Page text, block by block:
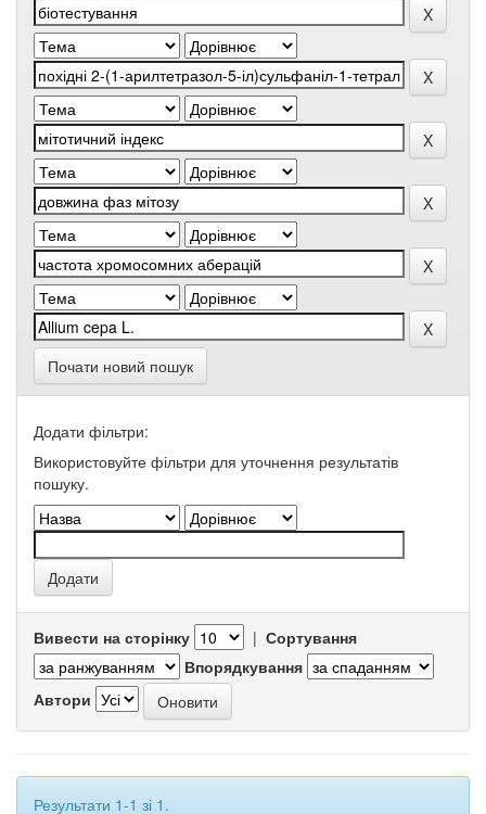
Почати новий пошук
Додати фільтри:
Використовуйте фільтри для уточнення результатів
пошуку.
Вивести на сторінку | Сортування
Впорядкування
Автори
Результати 1-1 зі 1.